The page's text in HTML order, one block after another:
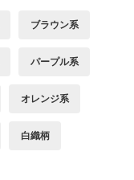
ブラウン系
パープル系
オレンジ系
白織柄